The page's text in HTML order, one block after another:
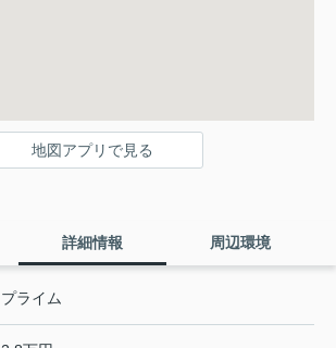
地図アプリで見る
詳細情報 周辺環境
プライム